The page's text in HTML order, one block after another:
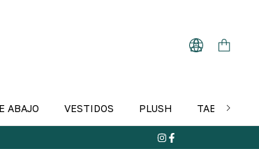
ABAJO VESTIDOS PLUSH TABLA DE